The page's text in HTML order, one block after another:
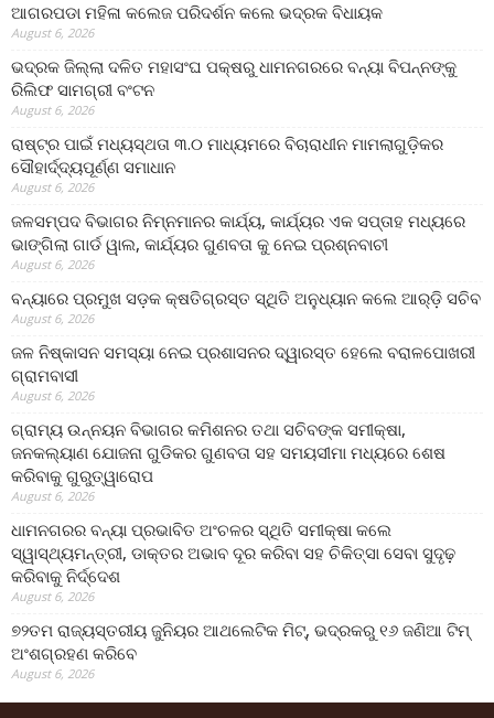
ଆଗରପଡା ମହିଳା କଲେଜ ପରିଦର୍ଶନ କଲେ ଭଦ୍ରକ ବିଧାୟକ
August 6, 2026
ଭଦ୍ରକ ଜିଲ୍ଲା ଦଳିତ ମହାସଂଘ ପକ୍ଷରୁ ଧାମନଗରରେ ବନ୍ୟା ବିପନ୍ନଙ୍କୁ
ରିଲିଫ ସାମଗ୍ରୀ ବଂଟନ
August 6, 2026
ରାଷ୍ଟ୍ର ପାଇଁ ମଧ୍ୟସ୍ଥତା ୩.୦ ମାଧ୍ୟମରେ ବିଚାରାଧୀନ ମାମଲାଗୁଡ଼ିକର
ସୌହାର୍ଦ୍ଦ୍ୟପୂର୍ଣ୍ଣ ସମାଧାନ
August 6, 2026
ଜଳସମ୍ପଦ ବିଭାଗର ନିମ୍ନମାନର କାର୍ଯ୍ୟ, କାର୍ଯ୍ୟର ଏକ ସପ୍ତାହ ମଧ୍ୟରେ
ଭାଙ୍ଗିଲା ଗାର୍ଡ ୱାଲ, କାର୍ଯ୍ୟର ଗୁଣବତା କୁ ନେଇ ପ୍ରଶ୍ନବାଚୀ
August 6, 2026
ବନ୍ୟାରେ ପ୍ରମୁଖ ସଡ଼କ କ୍ଷତିଗ୍ରସ୍ତ ସ୍ଥିତି ଅନୁଧ୍ୟାନ କଲେ ଆର୍‌ଡ଼ି ସଚିବ
August 6, 2026
ଜଳ ନିଷ୍କାସନ ସମସ୍ୟା ନେଇ ପ୍ରଶାସନର ଦ୍ୱାରସ୍ତ ହେଲେ ବରାଳପୋଖରୀ
ଗ୍ରାମବାସୀ
August 6, 2026
ଗ୍ରାମ୍ୟ ଉନ୍ନୟନ ବିଭାଗର କମିଶନର ତଥା ସଚିବଙ୍କ ସମୀକ୍ଷା,
ଜନକଲ୍ୟାଣ ଯୋଜନା ଗୁଡିକର ଗୁଣବତା ସହ ସମୟସୀମା ମଧ୍ୟରେ ଶେଷ
କରିବାକୁ ଗୁରୁତ୍ୱାରୋପ
August 6, 2026
ଧାମନଗରର ବନ୍ୟା ପ୍ରଭାବିତ ଅଂଚଳର ସ୍ଥିତି ସମୀକ୍ଷା କଲେ
ସ୍ୱାସ୍ଥ୍ୟମନ୍ତ୍ରୀ, ଡାକ୍ତର ଅଭାବ ଦୂର କରିବା ସହ ଚିକିତ୍ସା ସେବା ସୁଦୃଢ଼
କରିବାକୁ ନିର୍ଦ୍ଦେଶ
August 6, 2026
୭୨ତମ ରାଜ୍ୟସ୍ତରୀୟ ଜୁନିୟର ଆଥଲେଟିକ ମିଟ୍‌, ଭଦ୍ରକରୁ ୧୬ ଜଣିଆ ଟିମ୍
ଅଂଶଗ୍ରହଣ କରିବେ
August 6, 2026